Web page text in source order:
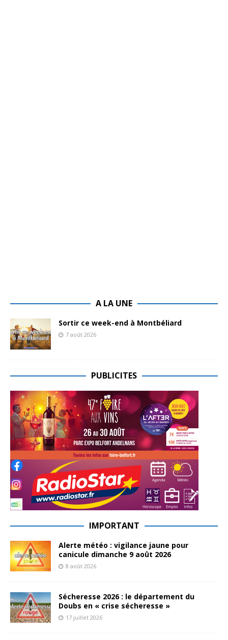
A LA UNE
Sortir ce week-end à Montbéliard
7 août 2026
PUBLICITES
IMPORTANT
Alerte météo : vigilance jaune pour
canicule dimanche 9 août 2026
8 août 2026
Sécheresse 2026 : le département du
Doubs en « crise sécheresse »
17 juillet 2026